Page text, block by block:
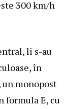
300 km/h
li s-au
în
monopost
formula E, cu